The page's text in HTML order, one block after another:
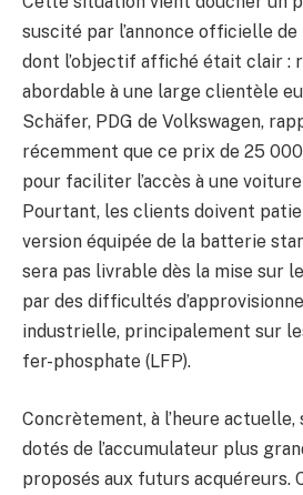
suscité par l’annonce officielle de
dont l’objectif affiché était clair :
abordable à une large clientèle
Schäfer, PDG de Volkswagen,
récemment que ce prix de 25
pour faciliter l’accès à une
Pourtant, les clients doivent
version équipée de la batterie
sera pas livrable dès la mise sur
par des difficultés
industrielle, principalement sur
fer-phosphate (LFP).
Concrètement, à l’heure actuelle,
dotés de l’accumulateur plus
proposés aux futurs acquéreurs.